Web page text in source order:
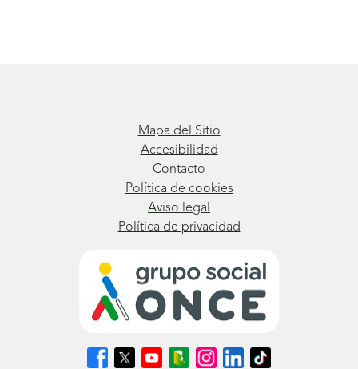
Mapa del Sitio
Accesibilidad
Contacto
Política de cookies
Aviso legal
Política de privacidad
SíguenosSíguenosSíguenosSíguenosSíguenosSíguenosSíguenos